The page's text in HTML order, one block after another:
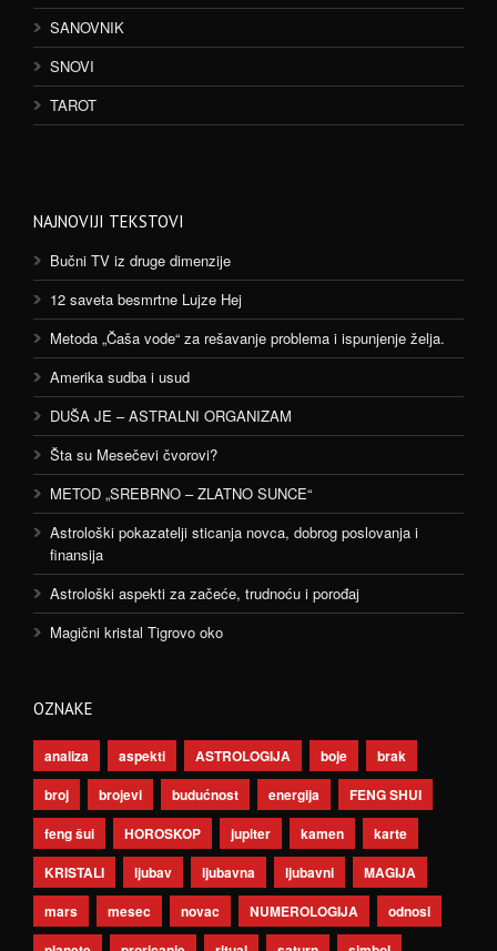
SANOVNIK
SNOVI
TAROT
NAJNOVIJI TEKSTOVI
Bučni TV iz druge dimenzije
12 saveta besmrtne Lujze Hej
Metoda „Čaša vode“ za rešavanje problema i ispunjenje želja.
Amerika sudba i usud
DUŠA JE – ASTRALNI ORGANIZAM
Šta su Mesečevi čvorovi?
METOD „SREBRNO – ZLATNO SUNCE“
Astrološki pokazatelji sticanja novca, dobrog poslovanja i
finansija
Astrološki aspekti za začeće, trudnoću i porođaj
Magični kristal Tigrovo oko
OZNAKE
analiza aspekti ASTROLOGIJA boje
brak
broj
brojevi budućnost energija
FENG SHUI
feng šui
HOROSKOP jupiter kamen
karte
KRISTALI
ljubav ljubavna ljubavni
MAGIJA
mars
mesec novac NUMEROLOGIJA
odnosi